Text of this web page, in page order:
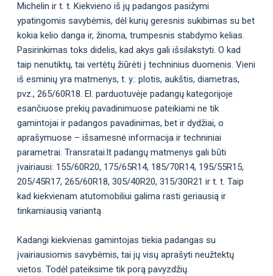
Michelin ir t. t. Kiekvieno iš jų padangos pasižymi
ypatingomis savybėmis, dėl kurių geresnis sukibimas su bet
kokia kelio danga ir, žinoma, trumpesnis stabdymo kelias.
Pasirinkimas toks didelis, kad akys gali išsilakstyti. O kad
taip nenutiktų, tai vertėtų žiūrėti į techninius duomenis. Vieni
iš esminių yra matmenys, t. y.: plotis, aukštis, diametras,
pvz., 265/60R18. El. parduotuvėje padangų kategorijoje
esančiuose prekių pavadinimuose pateikiami ne tik
gamintojai ir padangos pavadinimas, bet ir dydžiai, o
aprašymuose – išsamesnė informacija ir techniniai
parametrai. Transratai.lt padangų matmenys gali būti
įvairiausi: 155/60R20, 175/65R14, 185/70R14, 195/55R15,
205/45R17, 265/60R18, 305/40R20, 315/30R21 ir t. t. Taip
kad kiekvienam atutomobiliui galima rasti geriausią ir
tinkamiausią variantą.
Kadangi kiekvienas gamintojas tiekia padangas su
įvairiausiomis savybėmis, tai jų visų aprašyti neužtektų
vietos. Todėl pateiksime tik porą pavyzdžių.